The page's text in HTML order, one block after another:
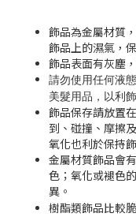
飾品為金屬材質
飾品上的濕氣，
飾品表面有灰塵
請勿使用任何液
美髮用品，以利
飾品保存請放置
到、碰撞、摩擦
氧化也利於保持
金屬材質飾品會
色；氧化或褪色
異。
樹酯類飾品比較